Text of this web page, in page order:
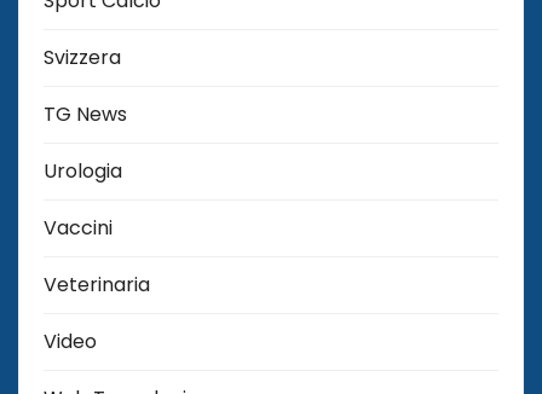
Svizzera
TG News
Urologia
Vaccini
Veterinaria
Video